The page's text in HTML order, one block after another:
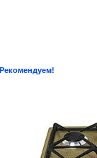
Рекомендуем!